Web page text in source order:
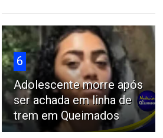
6
Adolescente morre após
ser achada em linha de
trem em Queimados